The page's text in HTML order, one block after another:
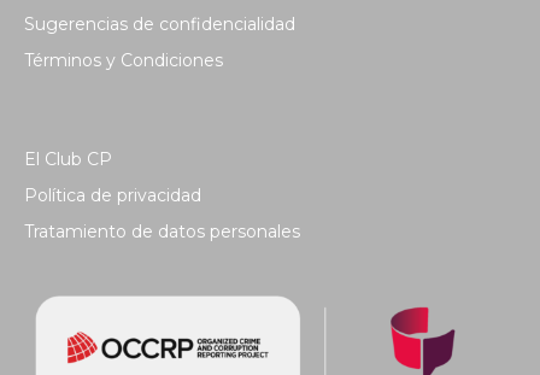
Sugerencias de confidencialidad
Términos y Condiciones
El Club CP
Política de privacidad
Tratamiento de datos personales